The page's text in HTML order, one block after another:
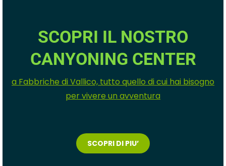
SCOPRI IL NOSTRO
CANYONING CENTER
a Fabbriche di Vallico, tutto quello di cui hai bisogno
per vivere un avventura
SCOPRI DI PIU’